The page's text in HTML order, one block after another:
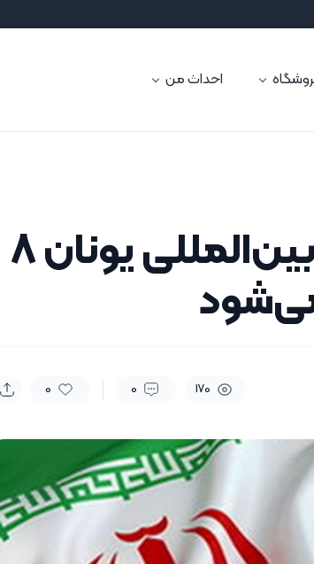
احداث من
نمایشگاه حمل‌ونقل بین‌المللی یونان 8
170
0
0